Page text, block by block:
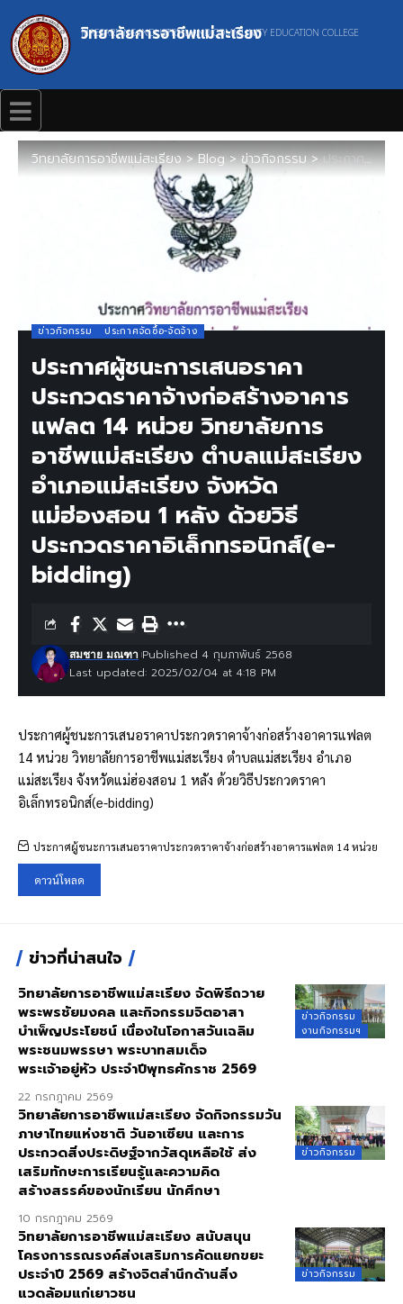
วิทยาลัยการอาชีพแม่สะเรียง
MAESARIANG INDUSTRIAL AND COMMUNITY EDUCATION COLLEGE
วิทยาลัยการอาชีพแม่สะเรียง>Blog>ข่าวกิจกรรม>ประกาศผู้ชนะการเสนอราคาประกวดราคาจ้างก่อสร้างอาคารแฟลต 14 หน่วย วิทยาลัยการอาชีพแม่สะเรียง ตำบลแม่สะเรียง อำเภอแม่สะเรียง จังหวัดแม่ฮ่องสอน 1 หลัง ด้วยวิธีประกวดราคาอิเล็กทรอนิกส์(e-bidding)
ข่าวกิจกรรม ประกาศจัดซื้อ-จัดจ้าง
ประกาศผู้ชนะการเสนอราคา
ประกวดราคาจ้างก่อสร้างอาคาร
แฟลต 14 หน่วย วิทยาลัยการ
อาชีพแม่สะเรียง ตำบลแม่สะเรียง
อำเภอแม่สะเรียง จังหวัด
แม่ฮ่องสอน 1 หลัง ด้วยวิธี
ประกวดราคาอิเล็กทรอนิกส์(e-
bidding)
Last updated: 2025/02/04 at 4:18 PM
สมชาย มณฑา Published 4 กุมภาพันธ์ 2568
ประกาศผู้ชนะการเสนอราคาประกวดราคาจ้างก่อสร้างอาคารแฟลต
14 หน่วย วิทยาลัยการอาชีพแม่สะเรียง ตำบลแม่สะเรียง อำเภอ
แม่สะเรียง จังหวัดแม่ฮ่องสอน 1 หลัง ด้วยวิธีประกวดราคา
อิเล็กทรอนิกส์(e-bidding)
ประกาศผู้ชนะการเสนอราคาประกวดราคาจ้างก่อสร้างอาคารแฟลต 14 หน่วย
ดาวน์โหลด
ข่าวที่น่าสนใจ
ข่าวกิจกรรม
งานกิจกรรมฯ
วิทยาลัยการอาชีพแม่สะเรียง จัดพิธีถวาย
พระพรชัยมงคล และกิจกรรมจิตอาสา
บำเพ็ญประโยชน์ เนื่องในโอกาสวันเฉลิม
พระชนมพรรษา พระบาทสมเด็จ
พระเจ้าอยู่หัว ประจำปีพุทธศักราช 2569
22 กรกฎาคม 2569
ข่าวกิจกรรม
วิทยาลัยการอาชีพแม่สะเรียง จัดกิจกรรมวัน
ภาษาไทยแห่งชาติ วันอาเซียน และการ
ประกวดสิ่งประดิษฐ์จากวัสดุเหลือใช้ ส่ง
เสริมทักษะการเรียนรู้และความคิด
สร้างสรรค์ของนักเรียน นักศึกษา
10 กรกฎาคม 2569
ข่าวกิจกรรม
วิทยาลัยการอาชีพแม่สะเรียง สนับสนุน
โครงการรณรงค์ส่งเสริมการคัดแยกขยะ
ประจำปี 2569 สร้างจิตสำนึกด้านสิ่ง
แวดล้อมแก่เยาวชน